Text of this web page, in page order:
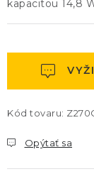
kapacitou 14,8
Kód tovaru:
Opýtať sa